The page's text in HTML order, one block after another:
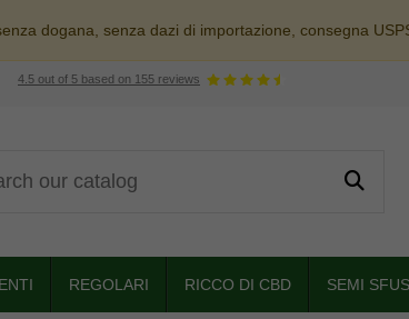
dogana, senza dazi di importazione, consegna
4.5 out of 5 based on 155 reviews
REGOLARI RICCO DI CBD SEMI